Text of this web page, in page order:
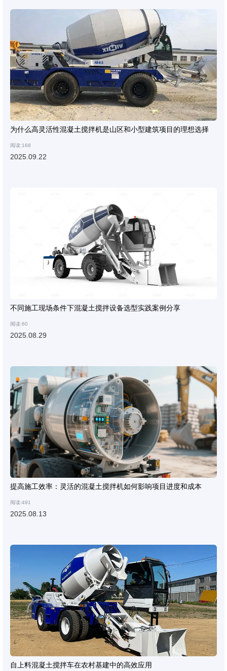
为什么高灵活性混凝土搅拌机是山区和小型建筑项目的理想选择
阅读:168
2025.09.22
不同施工现场条件下混凝土搅拌设备选型实践案例分享
阅读:60
2025.08.29
提高施工效率：灵活的混凝土搅拌机如何影响项目进度和成本
阅读:491
2025.08.13
自上料混凝土搅拌车在农村基建中的高效应用